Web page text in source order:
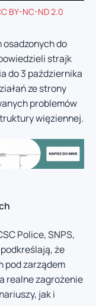
BY-NC-ND 2.0
osadzonych do
strajk
do 3 października
ze strony
problemów
więziennej.
Police, SNPS,
że
pod zarządem
realne zagrożenie
jak i